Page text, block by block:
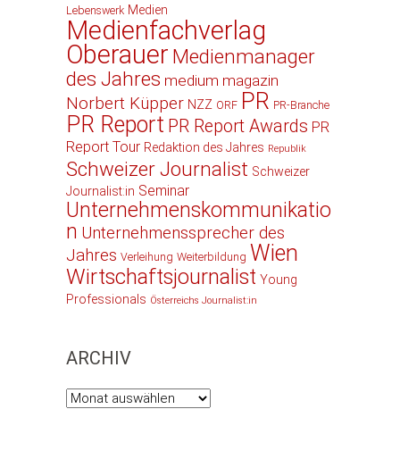
Lebenswerk Medien
Medienfachverlag
Oberauer Medienmanager
des Jahres medium magazin
Norbert Küpper NZZ ORF PR PR-Branche
PR Report PR Report Awards PR
Report Tour Redaktion des Jahres Republik
Schweizer Journalist Schweizer
Journalist:in Seminar
Unternehmenskommunikatio
n Unternehmenssprecher des
Jahres Verleihung Weiterbildung Wien
Wirtschaftsjournalist Young
Professionals Österreichs Journalist:in
ARCHIV
Archiv